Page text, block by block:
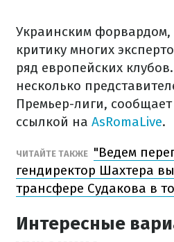
Украинским форвардом,
критику многих
ряд европейских
несколько
Премьер-лиги, сообщает
ссылкой на AsRomaLive.
ЧИТАЙТЕ ТАКЖЕ "Ведем
гендиректор Шахтера
трансфере Судакова в
Интересные